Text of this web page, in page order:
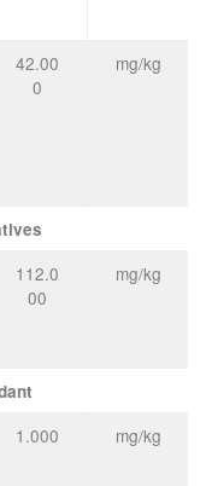
42.00
0
mg/kg
112.0
00
mg/kg
1.000 mg/kg